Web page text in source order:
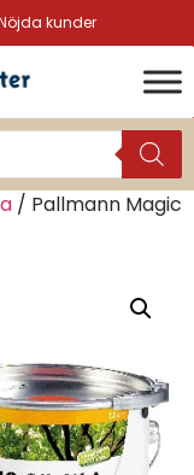
kunder
/ Pallmann Magic